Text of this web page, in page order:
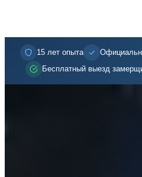
15 лет опыта
Бесплатный выезд